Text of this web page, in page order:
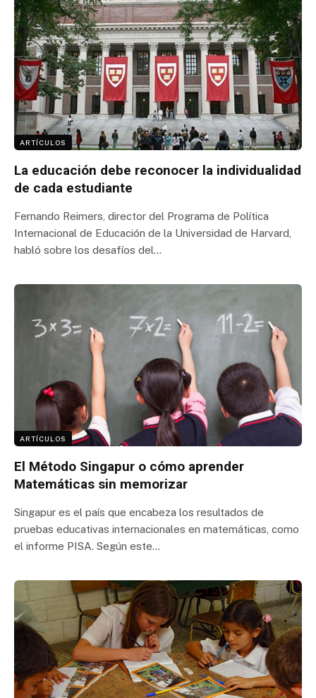
ARTÍCULOS
La educación debe reconocer la individualidad
de cada estudiante
Fernando Reimers, director del Programa de Política
Internacional de Educación de la Universidad de Harvard,
habló sobre los desafíos del…
ARTÍCULOS
El Método Singapur o cómo aprender
Matemáticas sin memorizar
Singapur es el país que encabeza los resultados de
pruebas educativas internacionales en matemáticas, como
el informe PISA. Según este…